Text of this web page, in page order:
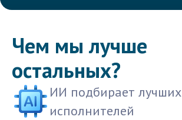
Чем мы лучше
остальных?
ИИ подбирает лучших
исполнителей